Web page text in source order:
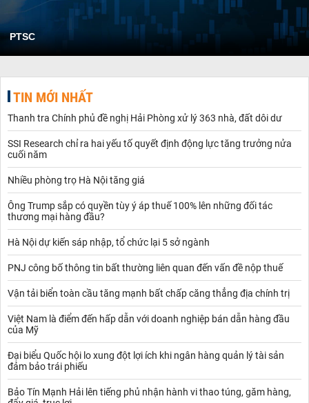
PTSC
TIN MỚI NHẤT
Thanh tra Chính phủ đề nghị Hải Phòng xử lý 363 nhà, đất dôi dư
SSI Research chỉ ra hai yếu tố quyết định động lực tăng trưởng nửa
cuối năm
Nhiều phòng trọ Hà Nội tăng giá
Ông Trump sắp có quyền tùy ý áp thuế 100% lên những đối tác
thương mại hàng đầu?
Hà Nội dự kiến sáp nhập, tổ chức lại 5 sở ngành
PNJ công bố thông tin bất thường liên quan đến vấn đề nộp thuế
Vận tải biển toàn cầu tăng mạnh bất chấp căng thẳng địa chính trị
Việt Nam là điểm đến hấp dẫn với doanh nghiệp bán dẫn hàng đầu
của Mỹ
Đại biểu Quốc hội lo xung đột lợi ích khi ngân hàng quản lý tài sản
đảm bảo trái phiếu
Bảo Tín Mạnh Hải lên tiếng phủ nhận hành vi thao túng, găm hàng,